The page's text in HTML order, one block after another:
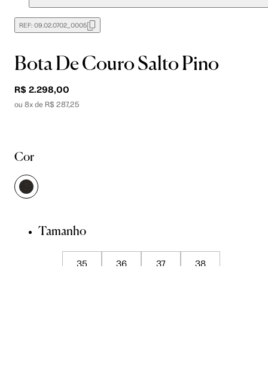
REF: 09.02.0702_0005
Bota De Couro Salto Pino
R$ 2.298,00
ou 8x de R$ 287,25
Cor
Tamanho
35 36 37 38